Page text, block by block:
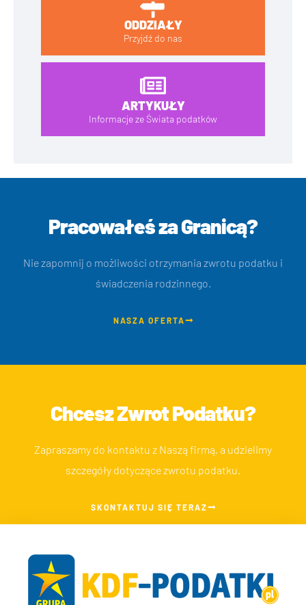
ODDZIAŁY
Przyjdź do nas
ARTYKUŁY
Informacje ze Świata podatków
Pracowałeś za Granicą?
Nie zapomnij o możliwości otrzymania zwrotu podatku i
świadczenia rodzinnego.
NASZA OFERTA
Chcesz Zwrot Podatku?
Zapraszamy do kontaktu z Naszą firmą, a udzielimy
szczegóły dotyczące zwrotu podatku.
SKONTAKTUJ SIĘ TERAZ